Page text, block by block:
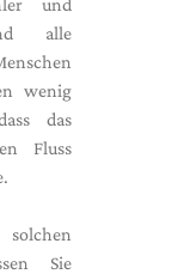
und
alle
wenig
das
Fluss
Sie